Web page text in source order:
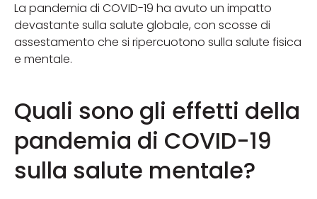
La pandemia di COVID-19 ha avuto un impatto
devastante sulla salute globale, con scosse di
assestamento che si ripercuotono sulla salute fisica
e mentale.
Quali sono gli effetti della
pandemia di COVID-19
sulla salute mentale?